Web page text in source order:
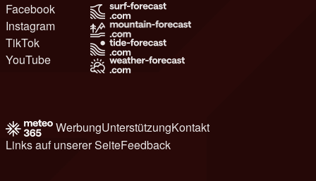
Facebook
Instagram
TikTok
YouTube
WerbungUnterstützungKontakt
Links auf unserer SeiteFeedback